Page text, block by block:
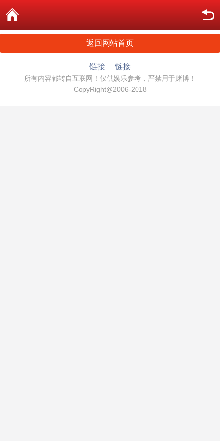
返回网站首页
链接 链接
所有内容都转自互联网！仅供娱乐参考，严禁用于赌博！
CopyRight@2006-2018